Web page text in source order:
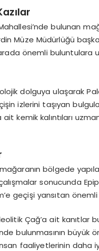
bulunan
Müze Müdürlüğü
önemli buluntulara
dolguya ulaşarak
izlerini taşıyan
ait kemik kalıntıları
mağaranın bölgede
sonucunda
geçişi yansıtan
Çağ’a ait kanıtlar
bulunmasının büyük
faaliyetlerinin daha